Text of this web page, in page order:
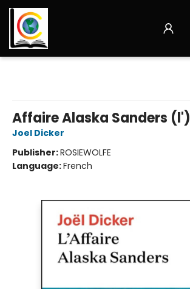
Affaire Alaska Sanders (l')
Joel Dicker
Publisher:ROSIEWOLFE
Language:French